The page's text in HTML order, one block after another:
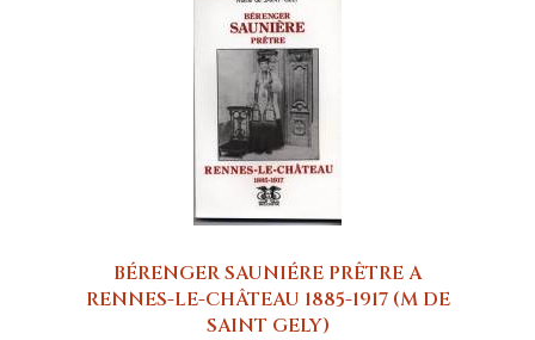
BÉRENGER SAUNIÉRE PRÊTRE A
RENNES-LE-CHÂTEAU 1885-1917 (M DE
SAINT GELY)